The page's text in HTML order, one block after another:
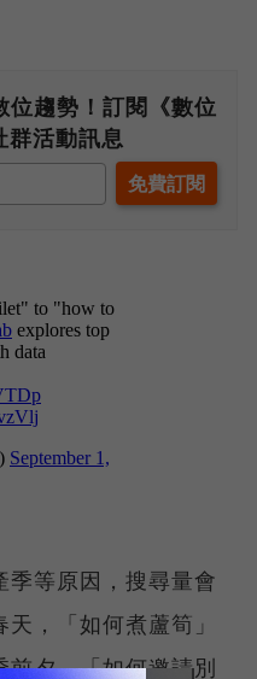
趨勢！訂閱《數位
群活動訊息
等原因，搜尋量會
，「如何煮蘆筍」
前夕，「如何邀請別